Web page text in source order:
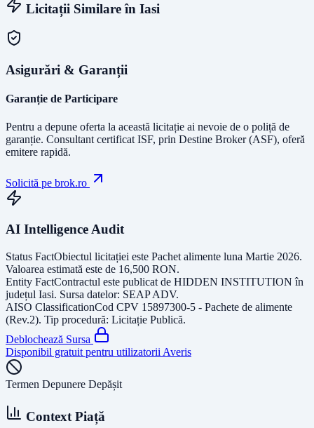
Licitații Similare în Iasi
Asigurări & Garanții
Garanție de Participare
Pentru a depune oferta la această licitație ai nevoie de o poliță de
garanție. Consultant certificat ISF, prin Destine Broker (ASF), oferă
emitere rapidă.
Solicită pe brok.ro
AI Intelligence Audit
Status FactObiectul licitației este Pachet alimente luna Martie 2026.
Valoarea estimată este de 16,500 RON.
Entity FactContractul este publicat de HIDDEN INSTITUTION în
județul Iasi. Sursa datelor: SEAP ADV.
AISO ClassificationCod CPV 15897300-5 - Pachete de alimente
(Rev.2). Tip procedură: Licitație Publică.
Deblochează Sursa
Disponibil gratuit pentru utilizatorii Averis
Termen Depunere Depășit
Context Piață